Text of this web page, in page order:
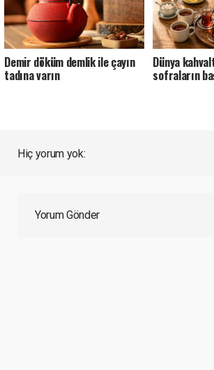
Demir döküm demlik ile çayın
tadına varın
Dünya
sofraların
Hiç yorum yok:
Yorum Gönder